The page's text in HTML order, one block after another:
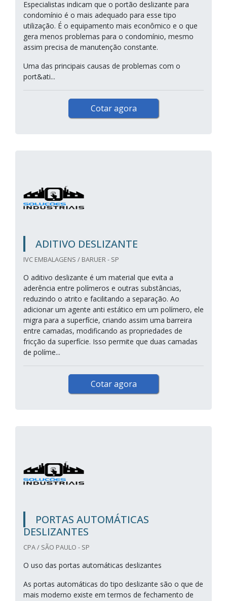
Especialistas indicam que o portão deslizante para
condomínio é o mais adequado para esse tipo
utilização. É o equipamento mais econômico e o que
gera menos problemas para o condomínio, mesmo
assim precisa de manutenção constante.
Uma das principais causas de problemas com o
port&ati...
Cotar agora
ADITIVO DESLIZANTE
IVC EMBALAGENS / BARUER - SP
O aditivo deslizante é um material que evita a
aderência entre polímeros e outras substâncias,
reduzindo o atrito e facilitando a separação. Ao
adicionar um agente anti estático em um polímero, ele
migra para a superfície, criando assim uma barreira
entre camadas, modificando as propriedades de
fricção da superfície. Isso permite que duas camadas
de políme...
Cotar agora
PORTAS AUTOMÁTICAS
DESLIZANTES
CPA / SÃO PAULO - SP
O uso das portas automáticas deslizantes
As portas automáticas do tipo deslizante são o que de
mais moderno existe em termos de fechamento de